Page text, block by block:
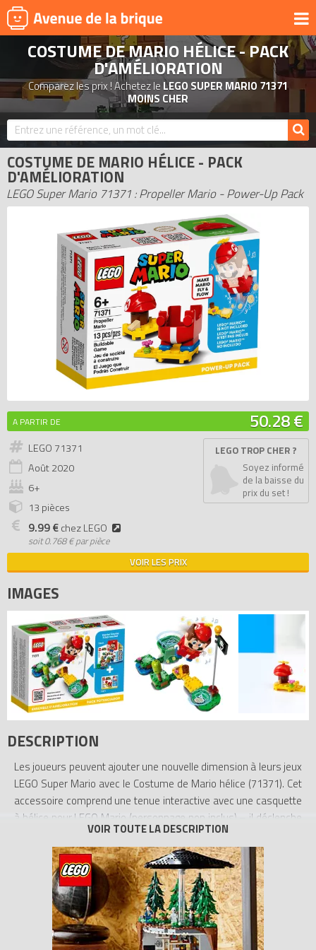
UNIVERS
PRODUITS DÉRIVÉS
NOUVEAUTÉS
LEGO 2026
BONS PLANS
ASSOCIATIONS DE FANS
EXPOSITIONS LEGO
LEGO LES PLUS CHERS
DERNIERS LEGO AJOUTÉS
COSTUME DE MARIO HÉLICE - PACK
D'AMÉLIORATION
Comparez les prix ! Achetez le LEGO SUPER MARIO 71371
MOINS CHER
COSTUME DE MARIO HÉLICE - PACK
D'AMÉLIORATION
LEGO Super Mario 71371 : Propeller Mario - Power-Up Pack
A PARTIR DE 50.28 €
LEGO 71371
Août2020
6+
13 pièces
9.99 €chez LEGO
soit0.768 € par pièce
LEGO TROP CHER ?
Soyez informé
de la baisse du
prix du set !
VOIR LES PRIX
IMAGES
DESCRIPTION
Les joueurs peuvent ajouter une nouvelle dimension à leurs jeux
LEGO Super Mario avec le Costume de Mario hélice (71371). Cet
accessoire comprend une tenue interactive avec une casquette
à hélice pour LEGO Mario (personnage non inclus) – il déclenche
des bruits d’hélice lorsque le joueur fait "voler" LEGO Mario pour
tenter de collecter des pièces. Ce set de construction constitue
un superbe cadeau pour les enfants qui possèdent déjà le Pack
de démarrage Les Aventures de Mario (71360) et son
personnage LEGO Mario.
Construire et jouer. Les instructions de montage sont
disponibles dans la boîte et dans l’application gratuite LEGO